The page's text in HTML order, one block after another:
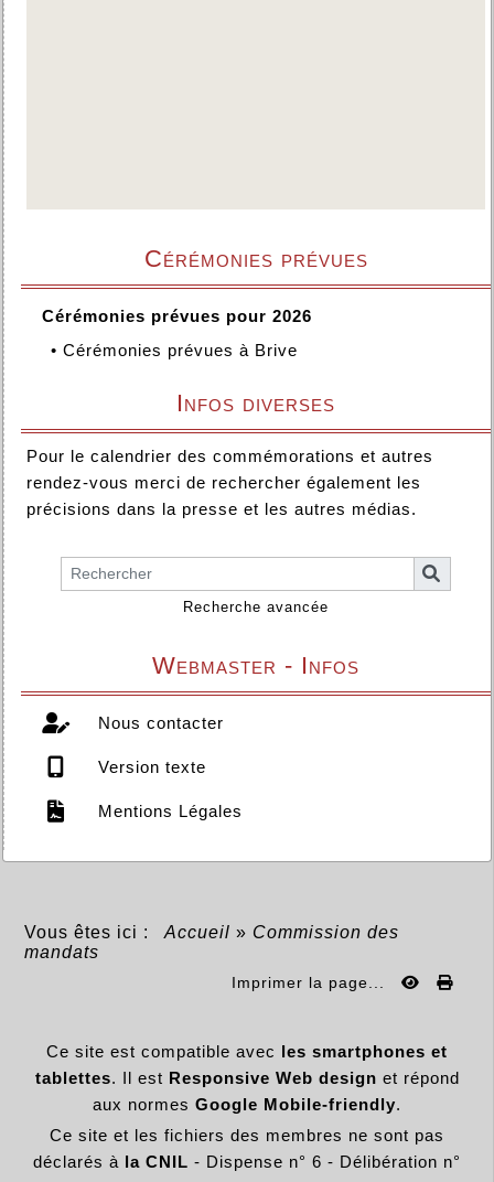
Cérémonies prévues
Cérémonies prévues pour 2026
• Cérémonies prévues à Brive
Infos diverses
Pour le calendrier des commémorations et autres
rendez-vous merci de rechercher également les
précisions dans la presse et les autres médias.
Recherche avancée
Webmaster - Infos
Nous contacter
Version texte
Mentions Légales
Vous êtes ici : Accueil » Commission des
mandats
Imprimer la page...
Ce site est compatible avec les smartphones et
tablettes. Il est Responsive Web design et répond
aux normes Google Mobile-friendly.
Ce site et les fichiers des membres ne sont pas
déclarés à la CNIL - Dispense n° 6 - Délibération n°